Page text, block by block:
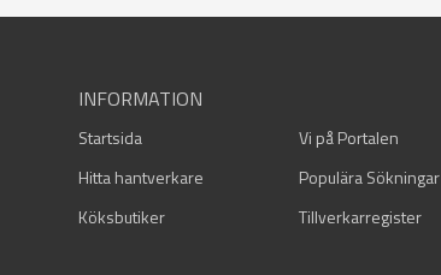
INFORMATION
Startsida Vi på Portalen
Hitta hantverkare
Populära Sökningar
Köksbutiker
Tillverkarregister